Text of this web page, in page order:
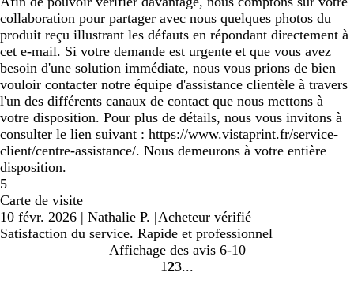
collaboration pour partager avec nous quelques photos du
produit reçu illustrant les défauts en répondant directement à
cet e-mail. Si votre demande est urgente et que vous avez
besoin d'une solution immédiate, nous vous prions de bien
vouloir contacter notre équipe d'assistance clientèle à travers
l'un des différents canaux de contact que nous mettons à
votre disposition. Pour plus de détails, nous vous invitons à
consulter le lien suivant : https://www.vistaprint.fr/service-
client/centre-assistance/. Nous demeurons à votre entière
disposition.
5
Carte de visite
10 févr. 2026 | Nathalie P. |Acheteur vérifié
Satisfaction du service. Rapide et professionnel
Affichage des avis 6-10
aller
1 aller
2aller
3